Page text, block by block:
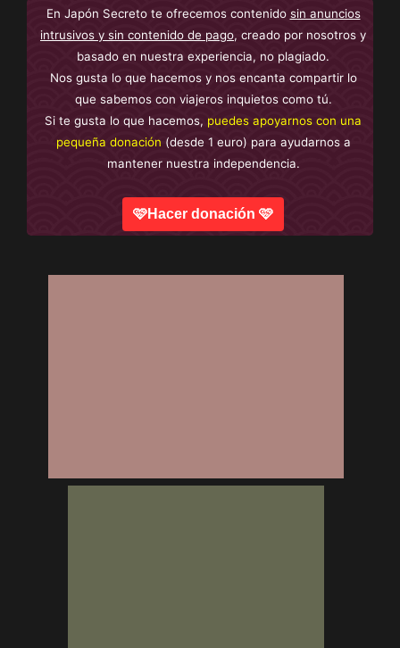
En Japón Secreto te ofrecemos contenido sin anuncios
intrusivos y sin contenido de pago, creado por nosotros y
basado en nuestra experiencia, no plagiado.
Nos gusta lo que hacemos y nos encanta compartir lo
que sabemos con viajeros inquietos como tú.
Si te gusta lo que hacemos, puedes apoyarnos con una
pequeña donación (desde 1 euro) para ayudarnos a
mantener nuestra independencia.
🩷Hacer donación 🩷